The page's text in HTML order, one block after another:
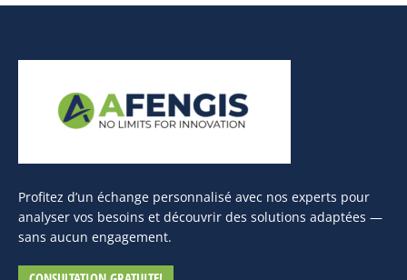
Profitez d’un échange personnalisé avec nos experts pour
analyser vos besoins et découvrir des solutions adaptées —
sans aucun engagement.